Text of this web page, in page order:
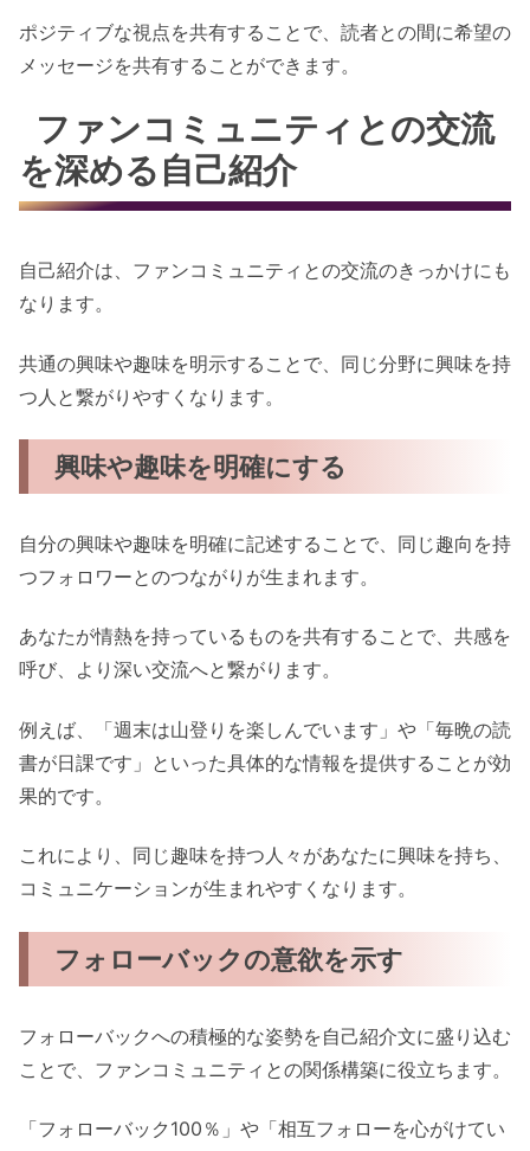
ポジティブな視点を共有することで、読者との間に希望の
メッセージを共有することができます。
ファンコミュニティとの交流
を深める自己紹介
自己紹介は、ファンコミュニティとの交流のきっかけにも
なります。
共通の興味や趣味を明示することで、同じ分野に興味を持
つ人と繋がりやすくなります。
興味や趣味を明確にする
自分の興味や趣味を明確に記述することで、同じ趣向を持
つフォロワーとのつながりが生まれます。
あなたが情熱を持っているものを共有することで、共感を
呼び、より深い交流へと繋がります。
例えば、「週末は山登りを楽しんでいます」や「毎晩の読
書が日課です」といった具体的な情報を提供することが効
果的です。
これにより、同じ趣味を持つ人々があなたに興味を持ち、
コミュニケーションが生まれやすくなります。
フォローバックの意欲を示す
フォローバックへの積極的な姿勢を自己紹介文に盛り込む
ことで、ファンコミュニティとの関係構築に役立ちます。
「フォローバック100％」や「相互フォローを心がけてい